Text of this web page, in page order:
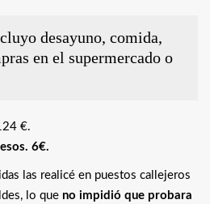
desayuno, comida,
en el supermercado o
€.
6€.
las realicé en puestos callejeros
lo que no impidió que probara